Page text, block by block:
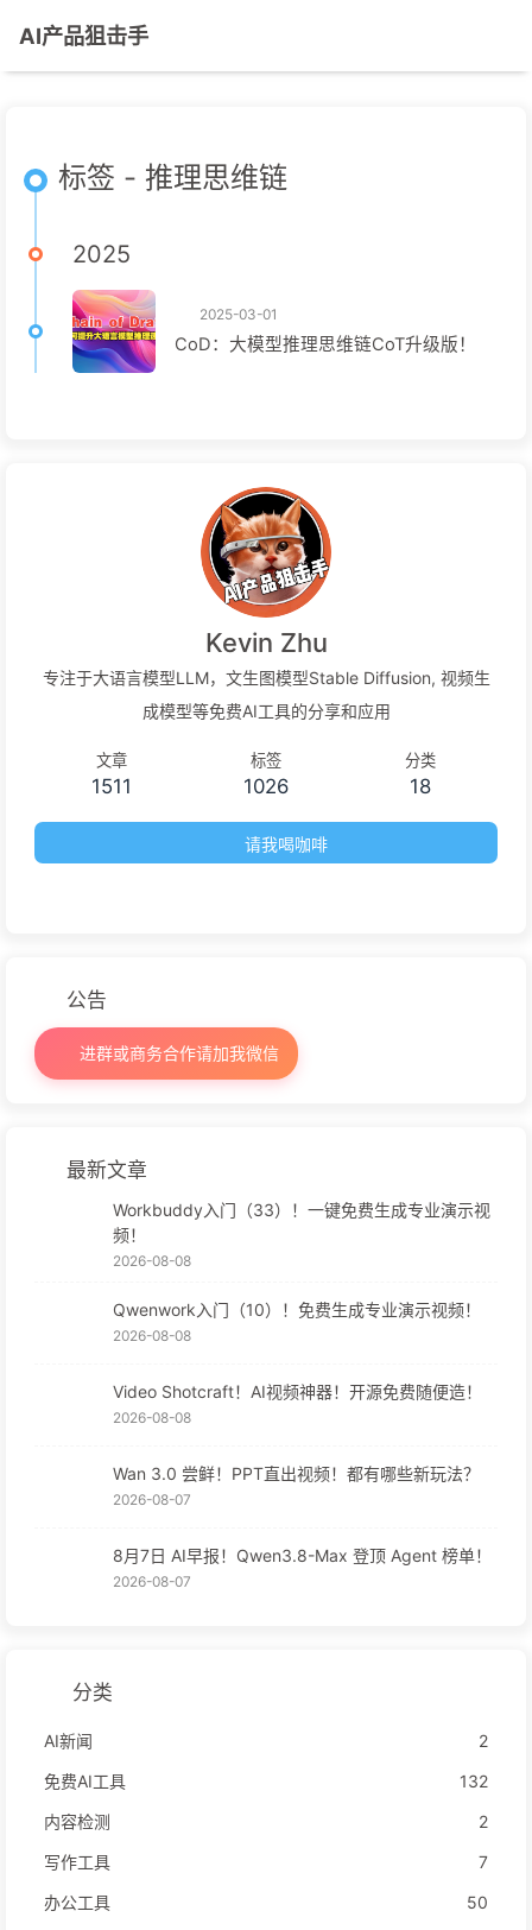
AI产品狙击手
标签 - 推理思维链
2025
2025-03-01
CoD：大模型推理思维链CoT升级版！
Kevin Zhu
专注于大语言模型LLM，文生图模型Stable Diffusion, 视频生
成模型等免费AI工具的分享和应用
文章
1511
标签
1026
分类
18
请我喝咖啡
公告
进群或商务合作请加我微信
最新文章
Workbuddy入门（33）！一键免费生成专业演示视
频！
2026-08-08
Qwenwork入门（10）！免费生成专业演示视频！
2026-08-08
Video Shotcraft！AI视频神器！开源免费随便造！
2026-08-08
Wan 3.0 尝鲜！PPT直出视频！都有哪些新玩法？
2026-08-07
8月7日 AI早报！Qwen3.8-Max 登顶 Agent 榜单！
2026-08-07
分类
AI新闻
2
免费AI工具
132
内容检测
2
写作工具
7
办公工具
50